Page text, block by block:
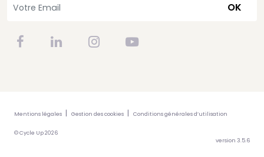
OK
Mentions légales Gestion des cookies Conditions générales d’utilisation
© Cycle Up 2026
version 3.5.6